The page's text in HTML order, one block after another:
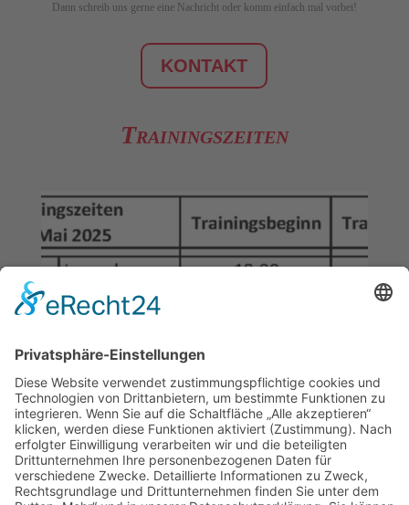
Dann schreib uns gerne eine Nachricht oder komm einfach mal vorbei!
KONTAKT
Trainingszeiten
Achtung: Unter besonderen Umständen (Hitze o. ä.) kann das Training
auch schon früher enden.Informiere dich über kurzfristige Änderungen
zum Trainingin unserem Terminkalender!
Für weitere Informationen über unseren Verein, schau gerne auf der